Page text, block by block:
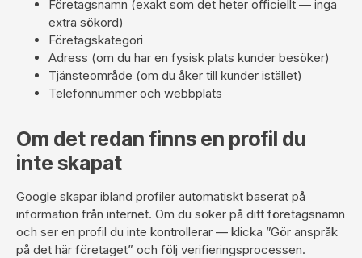
Företagsnamn (exakt som det heter officiellt — inga
extra sökord)
Företagskategori
Adress (om du har en fysisk plats kunder besöker)
Tjänsteområde (om du åker till kunder istället)
Telefonnummer och webbplats
Om det redan finns en profil du
inte skapat
Google skapar ibland profiler automatiskt baserat på
information från internet. Om du söker på ditt företagsnamn
och ser en profil du inte kontrollerar — klicka ”Gör anspråk
på det här företaget” och följ verifieringsprocessen.